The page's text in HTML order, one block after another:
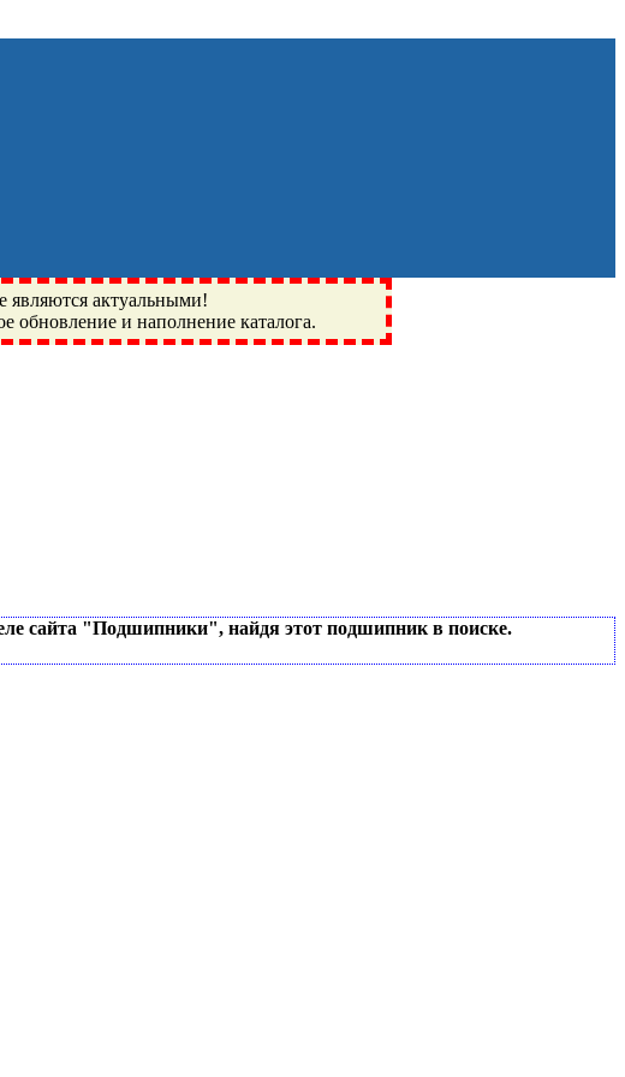
актуальными!
обновление и наполнение каталога.
Монино, Ивантеевка, подшипники, пневматика, метизы,
LQY, DPI, BSN, SPZ, РФ, BMZ, ХАРП, CX, РОЛТОМ, APZ, FBJ, KYK,
сайта "Подшипники", найдя этот подшипник в поиске.